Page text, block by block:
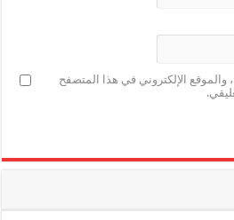
الإلكتروني في هذا المتصفح